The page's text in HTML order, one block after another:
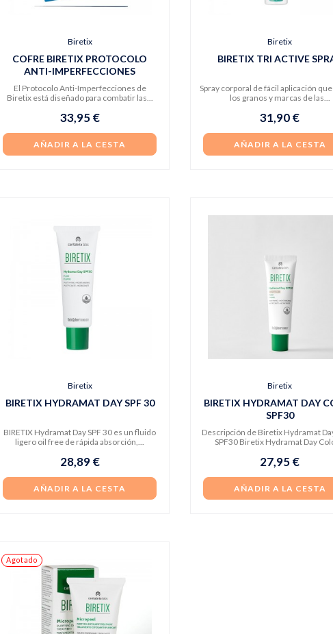
Biretix
COFRE BIRETIX PROTOCOLO
ANTI-IMPERFECCIONES
El Protocolo Anti-Imperfecciones de
Biretix está diseñado para combatir las...
33,95 €
AÑADIR A LA CESTA
Biretix
BIRETIX TRI ACTIVE
Spray corporal de fácil aplicación
los granos y marcas de las...
31,90 €
AÑADIR A LA CESTA
Biretix
BIRETIX HYDRAMAT DAY SPF 30
BIRETIX Hydramat Day SPF 30 es un fluido
ligero oil free de rápida absorción,...
28,89 €
AÑADIR A LA CESTA
Biretix
BIRETIX HYDRAMAT DAY
SPF30
Descripción de Biretix Hydramat
SPF30 Biretix Hydramat Day
27,95 €
AÑADIR A LA CESTA
Agotado